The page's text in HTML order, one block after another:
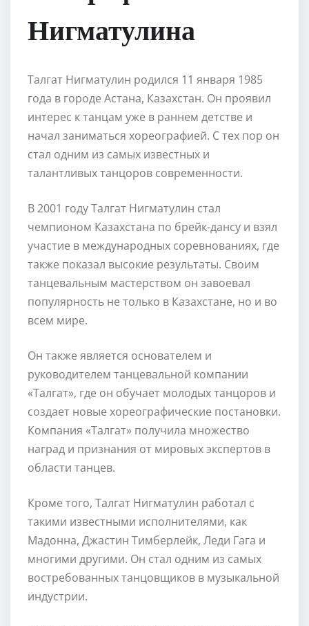
Нигматулина
Талгат Нигматулин родился 11 января 1985
года в городе Астана, Казахстан. Он проявил
интерес к танцам уже в раннем детстве и
начал заниматься хореографией. С тех пор он
стал одним из самых известных и
талантливых танцоров современности.
В 2001 году Талгат Нигматулин стал
чемпионом Казахстана по брейк-дансу и взял
участие в международных соревнованиях, где
также показал высокие результаты. Своим
танцевальным мастерством он завоевал
популярность не только в Казахстане, но и во
всем мире.
Он также является основателем и
руководителем танцевальной компании
«Талгат», где он обучает молодых танцоров и
создает новые хореографические постановки.
Компания «Талгат» получила множество
наград и признания от мировых экспертов в
области танцев.
Кроме того, Талгат Нигматулин работал с
такими известными исполнителями, как
Мадонна, Джастин Тимберлейк, Леди Гага и
многими другими. Он стал одним из самых
востребованных танцовщиков в музыкальной
индустрии.